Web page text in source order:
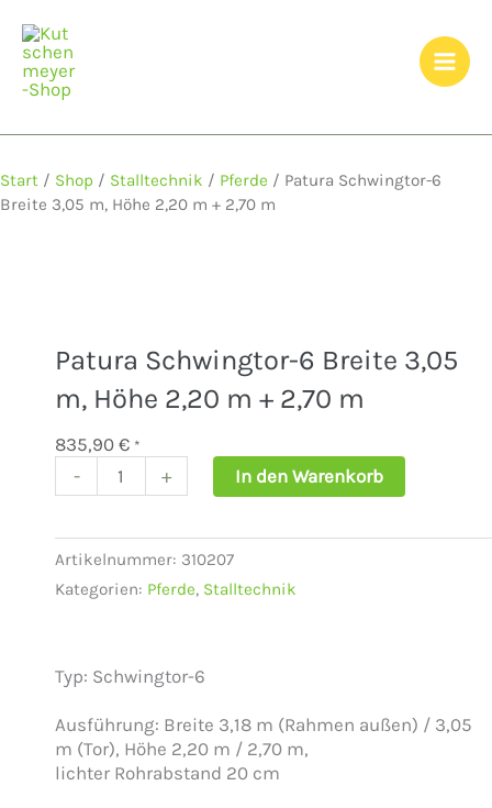
Inhalt
springen
Start / Shop / Stalltechnik / Pferde / Patura Schwingtor-6
Breite 3,05 m, Höhe 2,20 m + 2,70 m
Patura Schwingtor-6 Breite 3,05
m, Höhe 2,20 m + 2,70 m
835,90 € *
-
Patura
6
Breite
3,05
m
2,70
m
Menge
+ In den Warenkorb
Artikelnummer: 310207
Kategorien: Pferde, Stalltechnik
Typ: Schwingtor-6
Ausführung: Breite 3,18 m (Rahmen außen) / 3,05
m (Tor), Höhe 2,20 m / 2,70 m,
lichter Rohrabstand 20 cm